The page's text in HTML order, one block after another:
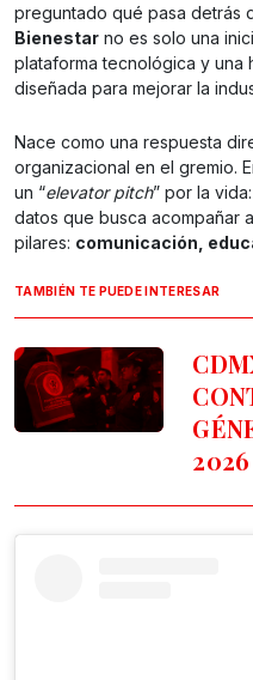
preguntado qué pasa detrás
Bienestar no es solo una
plataforma tecnológica y una
diseñada para mejorar la
Nace como una respuesta
organizacional en el gremio.
un “elevator pitch” por la
datos que busca acompañar
pilares: comunicación,
TAMBIÉN TE PUEDE INTERESAR
2026